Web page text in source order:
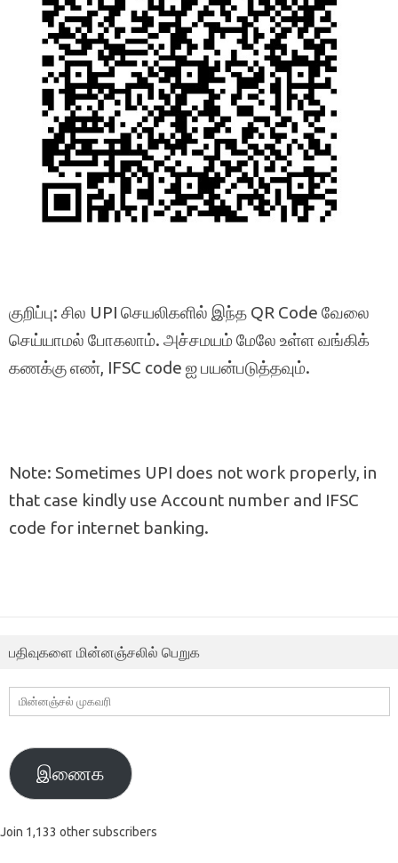
குறிப்பு: சில UPI செயலிகளில் இந்த QR Code வேலை
செய்யாமல் போகலாம். அச்சமயம் மேலே உள்ள வங்கிக்
கணக்கு எண், IFSC code ஐ பயன்படுத்தவும்.
Note: Sometimes UPI does not work properly, in
that case kindly use Account number and IFSC
code for internet banking.
பதிவுகளை மின்னஞ்சலில் பெறுக
மின்னஞ்சல்
முகவரி
இணைக
Join 1,133 other subscribers